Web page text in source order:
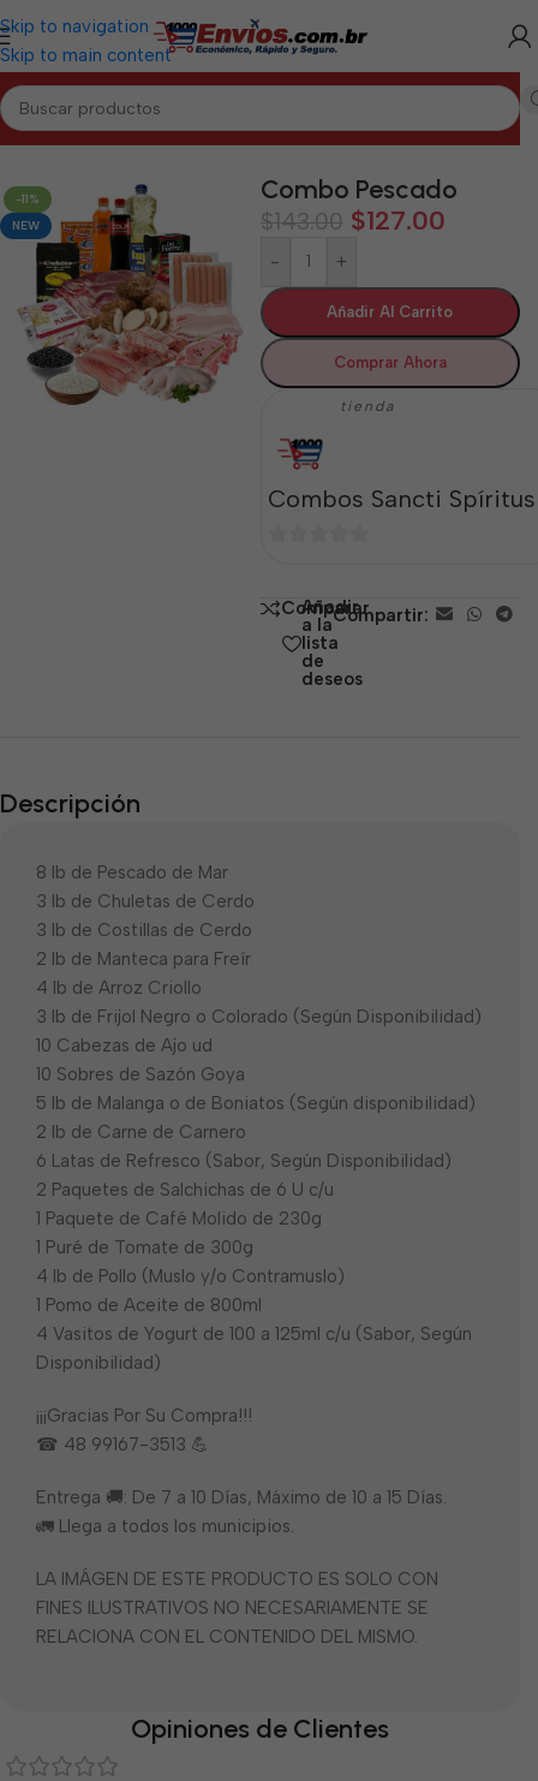
Skip to navigation
Skip to main content
SPÍRITUS/Combos de Alimentos y Mixtos Sancti Spíritus
-11%
NEW
Combo Pescado
$143.00 $127.00
- +
Añadir Al Carrito
Comprar Ahora
tienda
Combos Sancti Spíritus
5 Comparar
Añadir
a la
lista
de
deseos
Compartir:
Descripción
8 lb de Pescado de Mar
3 lb de Chuletas de Cerdo
3 lb de Costillas de Cerdo
2 lb de Manteca para Freír
4 lb de Arroz Criollo
3 lb de Frijol Negro o Colorado (Según Disponibilidad)
10 Cabezas de Ajo ud
10 Sobres de Sazón Goya
5 lb de Malanga o de Boniatos (Según disponibilidad)
2 lb de Carne de Carnero
6 Latas de Refresco (Sabor, Según Disponibilidad)
2 Paquetes de Salchichas de 6 U c/u
1 Paquete de Café Molido de 230g
1 Puré de Tomate de 300g
4 lb de Pollo (Muslo y/o Contramuslo)
1 Pomo de Aceite de 800ml
4 Vasitos de Yogurt de 100 a 125ml c/u (Sabor, Según
Disponibilidad)
¡¡¡Gracias Por Su Compra!!!
☎ 48 99167-3513 💪
Entrega 🚚: De 7 a 10 Días, Máximo de 10 a 15 Días.
🚛 Llega a todos los municipios.
LA IMÁGEN DE ESTE PRODUCTO ES SOLO CON
FINES ILUSTRATIVOS NO NECESARIAMENTE SE
RELACIONA CON EL CONTENIDO DEL MISMO.
Opiniones de Clientes